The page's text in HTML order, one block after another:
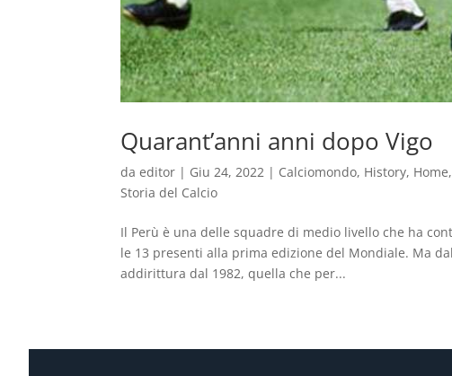
Quarant’anni anni dopo Vigo
daeditor | Giu 24, 2022 | Calciomondo, History, Home,
Storia del Calcio
Il Perù è una delle squadre di medio livello che ha
le 13 presenti alla prima edizione del Mondiale. Ma
addirittura dal 1982, quella che per...